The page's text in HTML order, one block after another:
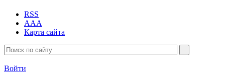
RSS
AAA
Карта сайта
Войти